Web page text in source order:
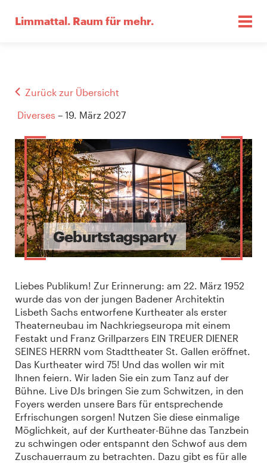
Limmattal. Raum für mehr.
Zurück zur Übersicht
Diverses – 19. März 2027
Geburtstagsparty
Liebes Publikum! Zur Erinnerung: am 22. März 1952
wurde das von der jungen Badener Architektin
Lisbeth Sachs entworfene Kurtheater als erster
Theaterneubau im Nachkriegseuropa mit einem
Festakt und Franz Grillparzers EIN TREUER DIENER
SEINES HERRN vom Stadttheater St. Gallen eröffnet.
Das Kurtheater wird 75! Und das wollen wir mit
Ihnen feiern. Wir laden Sie ein zum Tanz auf der
Bühne. Live DJs bringen Sie zum Schwitzen, in den
Foyers werden unsere Bars für entsprechende
Erfrischungen sorgen! Nutzen Sie diese einmalige
Möglichkeit, auf der Kurtheater-Bühne das Tanzbein
zu schwingen oder entspannt den Schwof aus dem
Zuschauerraum zu betrachten. Dazu gibt es für alle